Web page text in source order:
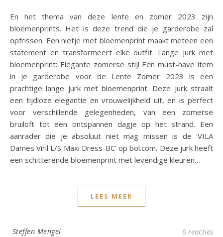
En het thema van deze lente en zomer 2023 zijn
bloemenprints. Het is deze trend die je garderobe zal
opfrissen. Een nietje met bloemenprint maakt meteen een
statement en transformeert elke outfit. Lange jurk met
bloemenprint: Elegante zomerse stijl Een must-have item
in je garderobe voor de Lente Zomer 2023 is een
prachtige lange jurk met bloemenprint. Deze jurk straalt
een tijdloze elegantie en vrouwelijkheid uit, en is perfect
voor verschillende gelegenheden, van een zomerse
bruiloft tot een ontspannen dagje op het strand. Een
aanrader die je absoluut niet mag missen is de ‘VILA
Dames Viril L/S Maxi Dress-BC’ op bol.com. Deze jurk heeft
een schitterende bloemenprint met levendige kleuren…
LEES MEER
Steffen Mengel 0 reacties